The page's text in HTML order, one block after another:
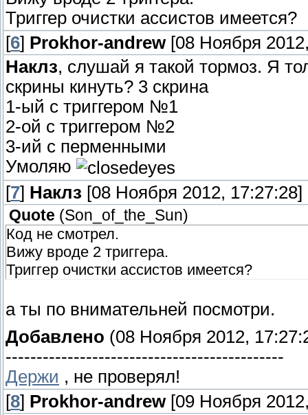
Триггер очистки ассистов имеется?
[6] Prokhor-andrew[08 Ноября
Наклз, слушай я такой тормоз. Я
скрины кинуть? 3 скрина
1-ый с триггером №1
2-ой с триггером №2
3-ий с перменными
Умоляю
[7] Наклз [08 Ноября 2012, 17:27:28]
Quote (Son_of_the_Sun)
Код не смотрел.
Вижу вроде 2 триггера.
Триггер очистки ассистов имеется?
а ты по внимательней посмотри.
Добавлено (08 Ноября 2012,
---------------------------------------------
Держи , не проверял!
[8] Prokhor-andrew[09 Ноября